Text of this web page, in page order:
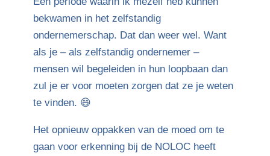
bekwamen in het zelfstandig
ondernemerschap. Dat dan weer wel. Want
als je – als zelfstandig ondernemer –
mensen wil begeleiden in hun loopbaan dan
zul je er voor moeten zorgen dat ze je weten
te vinden. 😄
Het opnieuw oppakken van de moed om te
gaan voor erkenning bij de NOLOC heeft